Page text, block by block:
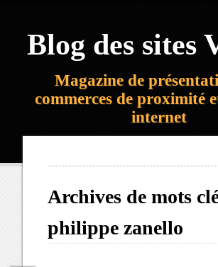
Blog des sites
Magazine de
commerces de proximité
internet
Archives de mots
philippe zanello